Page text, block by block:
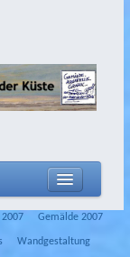
Gemälde 2007
Wandgestaltung